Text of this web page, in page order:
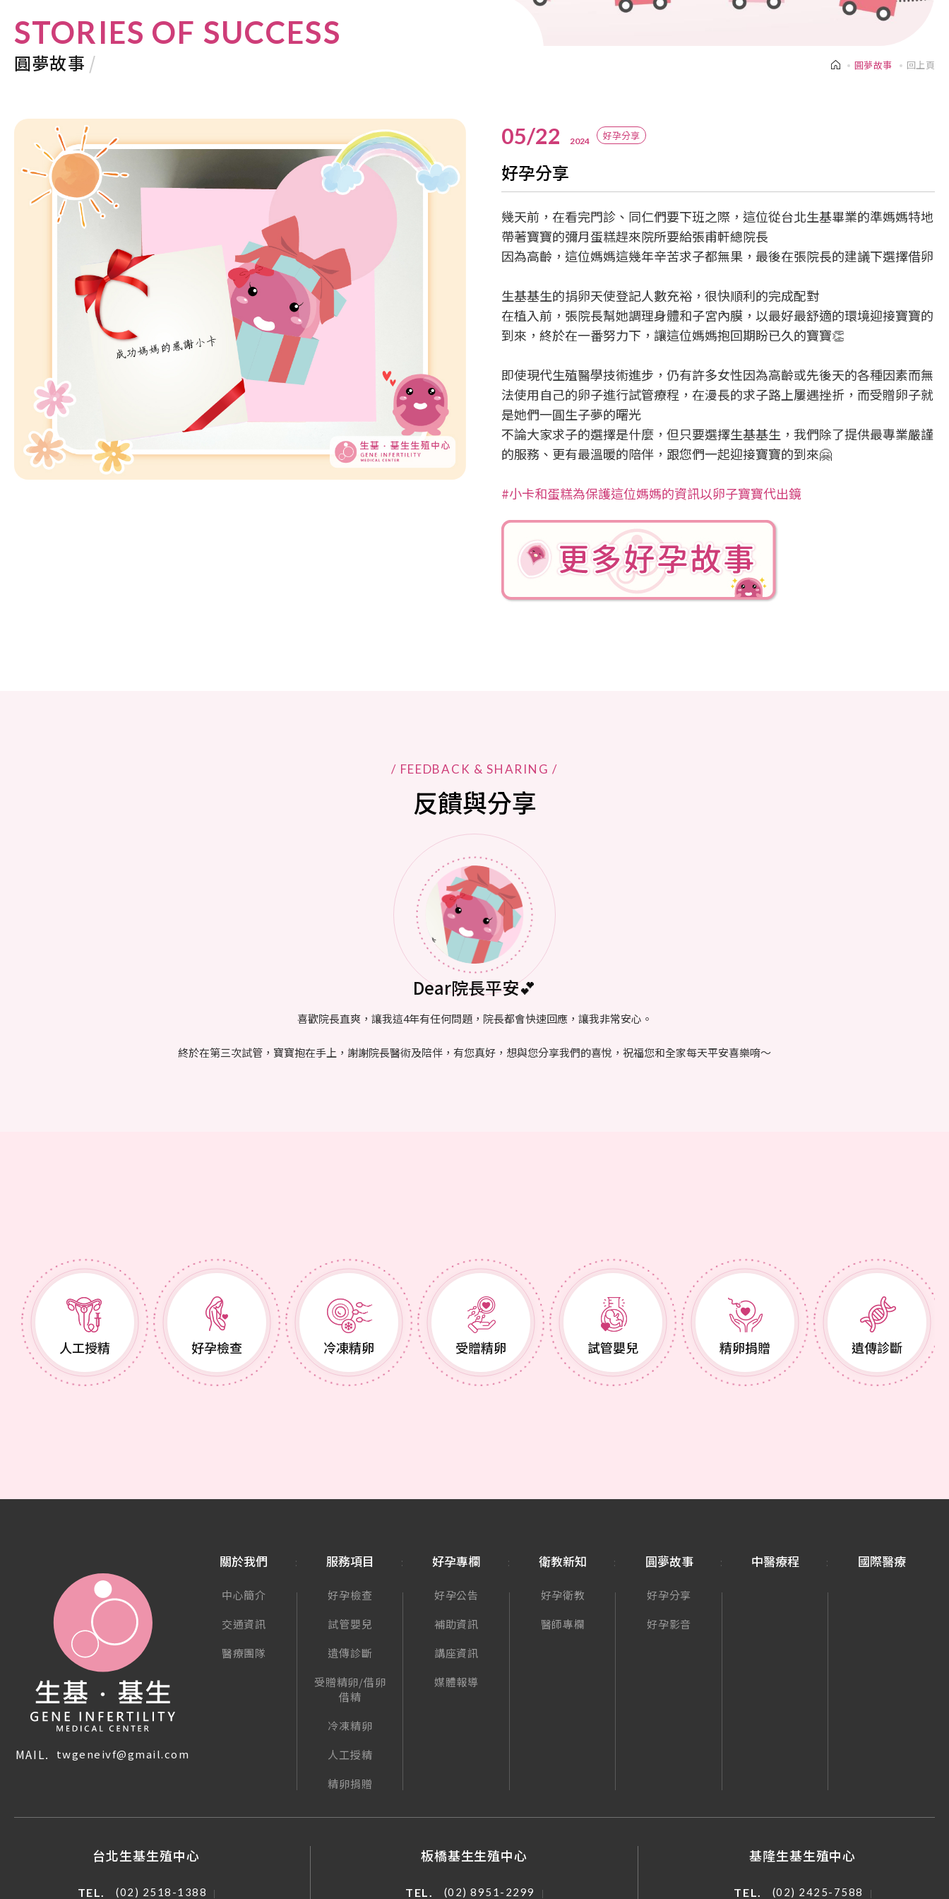
圓夢故事 回上頁
STORIES OF SUCCESS
圓夢故事 /
05/22 2024 好孕分享
好孕分享
幾天前，在看完門診、同仁們要下班之際，這位從台北生基畢業的準媽媽特地
帶著寶寶的彌月蛋糕趕來院所要給張甫軒總院長
因為高齡，這位媽媽這幾年辛苦求子都無果，最後在張院長的建議下選擇借卵
生基基生的捐卵天使登記人數充裕，很快順利的完成配對
在植入前，張院長幫她調理身體和子宮內膜，以最好最舒適的環境迎接寶寶的
到來，終於在一番努力下，讓這位媽媽抱回期盼已久的寶寶👏
即使現代生殖醫學技術進步，仍有許多女性因為高齡或先後天的各種因素而無
法使用自己的卵子進行試管療程，在漫長的求子路上屢遇挫折，而受贈卵子就
是她們一圓生子夢的曙光
不論大家求子的選擇是什麼，但只要選擇生基基生，我們除了提供最專業嚴謹
的服務、更有最溫暖的陪伴，跟您們一起迎接寶寶的到來🤗
#小卡和蛋糕為保護這位媽媽的資訊以卵子寶寶代出鏡
/ FEEDBACK & SHARING /
反饋與分享
Dear院長平安💕
喜歡院長直爽，讓我這4年有任何問題，院長都會快速回應，讓我非常安心。
終於在第三次試管，寶寶抱在手上，謝謝院長醫術及陪伴，有您真好，想與您分享我們的喜悅，祝福您和全家每天平安喜樂唷～
人工授精 好孕檢查 冷凍精卵 受贈精卵 試管嬰兒 精卵捐贈 遺傳診斷
MAIL. twgeneivf@gmail.com
關於我們
中心簡介
交通資訊
醫療團隊
服務項目
好孕檢查
試管嬰兒
遺傳診斷
受贈精卵/借卵
借精
冷凍精卵
人工授精
精卵捐贈
好孕專欄
好孕公告
補助資訊
講座資訊
媒體報導
衛教新知
好孕衛教
醫師專欄
圓夢故事
好孕分享
好孕影音
中醫療程 國際醫療
台北生基生殖中心
TEL. (02) 2518-1388
板橋基生生殖中心
TEL. (02) 8951-2299
基隆生基生殖中心
TEL. (02) 2425-7588